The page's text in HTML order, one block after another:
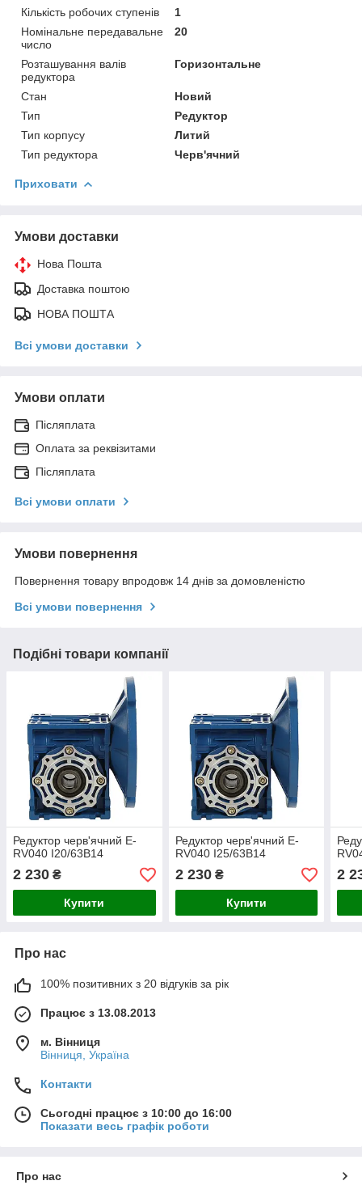
Кількість робочих ступенів
1
Номінальне передавальне
число
20
Розташування валів
редуктора
Горизонтальне
Стан
Новий
Тип
Редуктор
Тип корпусу
Литий
Тип редуктора
Черв'ячний
Приховати
Умови доставки
Нова Пошта
Доставка поштою
НОВА ПОШТА
Всі умови доставки
Умови оплати
Післяплата
Оплата за реквізитами
Післяплата
Всі умови оплати
Умови повернення
Повернення товару впродовж 14 днів за домовленістю
Всі умови повернення
Подібні товари компанії
Редуктор черв'ячний E-
RV040 I20/63B14
2 230 ₴
Купити
Редуктор черв'ячний E-
RV040 I25/63B14
2 230₴
Купити
2
Про нас
100% позитивних з 20 відгуків за рік
Працює з 13.08.2013
м. Вінниця
Вінниця, Україна
Контакти
Сьогодні працює з 10:00 до 16:00
Показати весь графік роботи
Про нас